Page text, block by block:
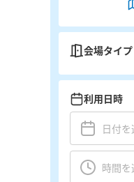
会場タイプ
利用日時